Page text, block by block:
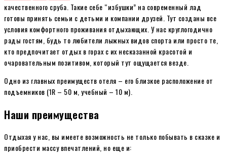
качественного сруба. Такие себе “избушки” на современный лад
готовы принять семьи с детьми и компании друзей. Тут созданы все
условия комфортного проживания отдыхающих. У нас круглогодично
рады гостям, будь то любители лыжных видов спорта или просто те,
кто предпочитает отдых в горах с их несказанной красотой и
очаровательным позитивом, который тут ощущается везде.
Одно из главных преимуществ отеля – его близкое расположение от
подъемников (1R – 50 м, учебный – 10 м).
Наши преимущества
Отдыхая у нас, вы имеете возможность не только побывать в сказке и
приобрести массу впечатлений, но еще и: